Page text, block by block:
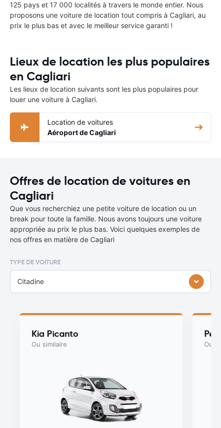
125 pays et 17 000 localités à travers le monde entier. Nous
proposons une voiture de location tout compris à Cagliari, au
prix le plus bas et avec le meilleur service garanti !
Lieux de location les plus populaires
en Cagliari
Les lieux de location suivants sont les plus populaires pour
louer une voiture à Cagliari.
Location de voitures
Aéroport de Cagliari
Offres de location de voitures en
Cagliari
Que vous recherchiez une petite voiture de location ou un
break pour toute la famille. Nous avons toujours une voiture
appropriée au prix le plus bas. Voici quelques exemples de
nos offres en matière de Cagliari
TYPE DE VOITURE
Citadine
Kia Picanto
Ou similaire Ou